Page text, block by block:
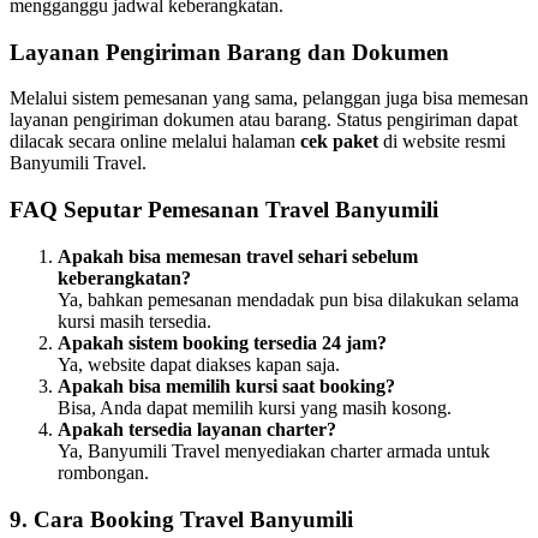
mengganggu jadwal keberangkatan.
Layanan Pengiriman Barang dan Dokumen
Melalui sistem pemesanan yang sama, pelanggan juga bisa memesan
layanan pengiriman dokumen atau barang. Status pengiriman dapat
dilacak secara online melalui halaman cek paket di website resmi
Banyumili Travel.
FAQ Seputar Pemesanan Travel Banyumili
Apakah bisa memesan travel sehari sebelum
keberangkatan?
Ya, bahkan pemesanan mendadak pun bisa dilakukan selama
kursi masih tersedia.
Apakah sistem booking tersedia 24 jam?
Ya, website dapat diakses kapan saja.
Apakah bisa memilih kursi saat booking?
Bisa, Anda dapat memilih kursi yang masih kosong.
Apakah tersedia layanan charter?
Ya, Banyumili Travel menyediakan charter armada untuk
rombongan.
9. Cara Booking Travel Banyumili